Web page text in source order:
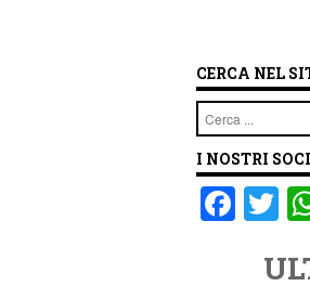
CERCA NEL
Cerca
I NOSTRI
F T
tt